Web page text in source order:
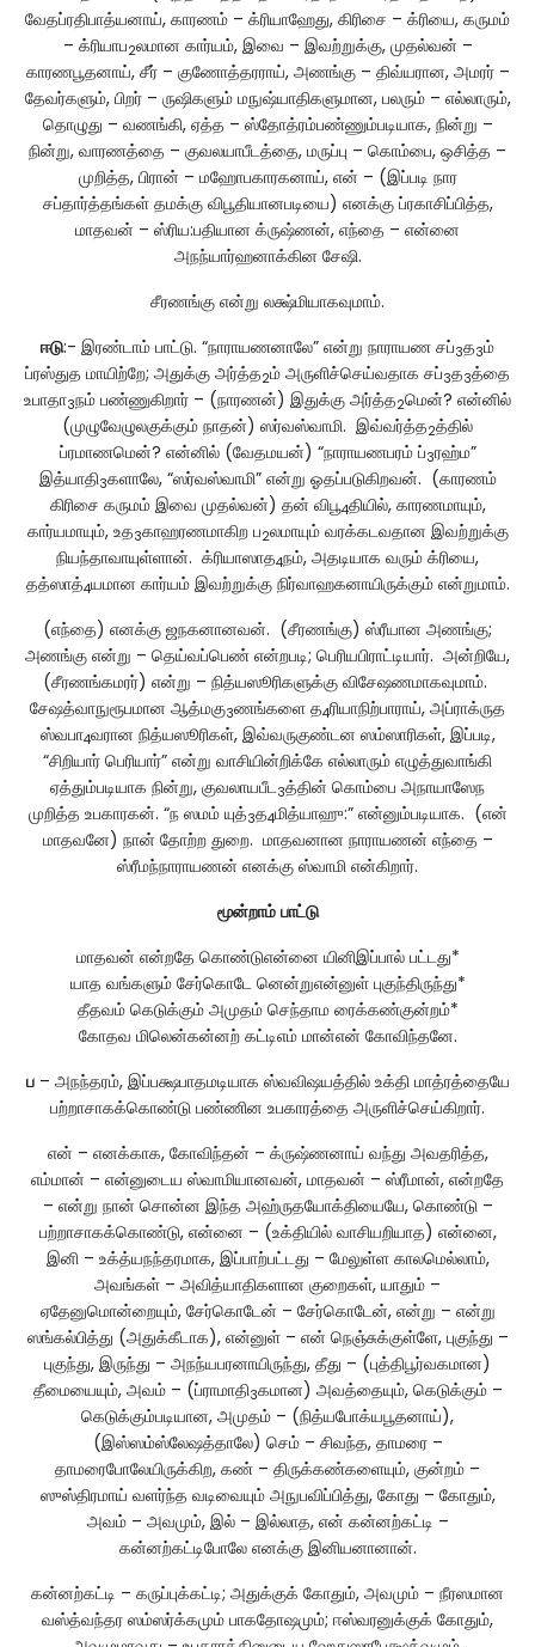
வேதப்ரதிபாத்யனாய், காரணம் – க்ரியாஹேது, கிரிசை – க்ரியை, கருமம்
– க்ரியாப2லமான கார்யம், இவை – இவற்றுக்கு, முதல்வன் –
காரணபூதனாய், சீர் – குணோத்தரராய், அணங்கு – திவ்யரான, அமரர் –
தேவர்களும், பிறர் – ருஷிகளும் மநுஷ்யாதிகளுமான, பலரும் – எல்லாரும்,
தொழுது – வணங்கி, ஏத்த – ஸ்தோத்ரம்பண்ணும்படியாக, நின்று –
நின்று, வாரணத்தை – குவலயாபீடத்தை, மருப்பு – கொம்பை, ஒசித்த –
முறித்த, பிரான் – மஹோபகாரகனாய், என் – (இப்படி நார
சப்தார்த்தங்கள் தமக்கு விபூதியானபடியை) எனக்கு ப்ரகாசிப்பித்த,
மாதவன் – ஸ்ரிய:பதியான க்ருஷ்ணன், எந்தை – என்னை
அநந்யார்ஹனாக்கின சேஷி.
சீரணங்கு என்று லக்ஷ்மியாகவுமாம்.
ஈடு:- இரண்டாம் பாட்டு. “நாராயணனாலே” என்று நாராயண சப்3த3ம்
ப்ரஸ்துத மாயிற்றே; அதுக்கு அர்த்த2ம் அருளிச்செய்வதாக சப்3த3த்தை
உபாதா3நம் பண்ணுகிறார் – (நாரணன்) இதுக்கு அர்த்த2மென்? என்னில்
(முழுவேழுலகுக்கும் நாதன்) ஸர்வஸ்வாமி. இவ்வர்த்த2த்தில்
ப்ரமாணமென்? என்னில் (வேதமயன்) “நாராயணபரம் ப்3ரஹ்ம”
இத்யாதி3களாலே, “ஸர்வஸ்வாமி” என்று ஓதப்படுகிறவன். (காரணம்
கிரிசை கருமம் இவை முதல்வன்) தன் விபூ4தியில், காரணமாயும்,
கார்யமாயும், உத3காஹரணமாகிற ப2லமாயும் வரக்கடவதான இவற்றுக்கு
நியந்தாவாயுள்ளான். க்ரியாஸாத4நம், அதடியாக வரும் க்ரியை,
தத்ஸாத்4யமான கார்யம் இவற்றுக்கு நிர்வாஹகனாயிருக்கும் என்றுமாம்.
(எந்தை) எனக்கு ஜநகனானவன். (சீரணங்கு) ஸ்ரீயான அணங்கு;
அணங்கு என்று – தெய்வப்பெண் என்றபடி; பெரியபிராட்டியார். அன்றியே,
(சீரணங்கமரர்) என்று – நித்யஸூரிகளுக்கு விசேஷணமாகவுமாம்.
சேஷத்வாநுரூபமான ஆத்மகு3ணங்களை த4ரியாநிற்பாராய், அப்ராக்ருத
ஸ்வபா4வரான நித்யஸூரிகள், இவ்வருகுண்டன ஸம்ஸாரிகள், இப்படி,
“சிறியார் பெரியார்” என்று வாசியின்றிக்கே எல்லாரும் எழுத்துவாங்கி
ஏத்தும்படியாக நின்று, குவலாயபீட3த்தின் கொம்பை அநாயாஸேந
முறித்த உபகாரகன். “ந ஸமம் யுத்3த4மித்யாஹு:” என்னும்படியாக. (என்
மாதவனே) நான் தோற்ற துறை. மாதவனான நாராயணன் எந்தை –
ஸ்ரீமந்நாராயணன் எனக்கு ஸ்வாமி என்கிறார்.
மூன்றாம் பாட்டு
மாதவன் என்றதே கொண்டுஎன்னை யினிஇப்பால் பட்டது*
யாத வங்களும் சேர்கொடே னென்றுஎன்னுள் புகுந்திருந்து*
தீதவம் கெடுக்கும் அமுதம் செந்தாம ரைக்கண்குன்றம்*
கோதவ மிலென்கன்னற் கட்டிஎம் மான்என் கோவிந்தனே.
ப– அநந்தரம், இப்பக்ஷபாதமடியாக ஸ்வவிஷயத்தில் உக்தி மாத்ரத்தையே
பற்றாசாகக்கொண்டு பண்ணின உபகாரத்தை அருளிச்செய்கிறார்.
என் – எனக்காக, கோவிந்தன் – க்ருஷ்ணனாய் வந்து அவதரித்த,
எம்மான் – என்னுடைய ஸ்வாமியானவன், மாதவன் – ஸ்ரீமான், என்றதே
– என்று நான் சொன்ன இந்த அஹ்ருதயோக்தியையே, கொண்டு –
பற்றாசாகக்கொண்டு, என்னை – (உக்தியில் வாசியறியாத) என்னை,
இனி – உக்த்யநந்தரமாக, இப்பாற்பட்டது – மேலுள்ள காலமெல்லாம்,
அவங்கள் – அவித்யாதிகளான குறைகள், யாதும் –
ஏதேனுமொன்றையும், சேர்கொடேன் – சேர்கொடேன், என்று – என்று
ஸங்கல்பித்து (அதுக்கீடாக), என்னுள் – என் நெஞ்சுக்குள்ளே, புகுந்து –
புகுந்து, இருந்து – அநந்யபரனாயிருந்து, தீது – (புத்திபூர்வகமான)
தீமையையும், அவம் – (ப்ராமாதி3கமான) அவத்தையும், கெடுக்கும் –
கெடுக்கும்படியான, அமுதம் – (நித்யபோக்யபூதனாய்),
(இஸ்ஸம்ஸ்லேஷத்தாலே) செம் – சிவந்த, தாமரை –
தாமரைபோலேயிருக்கிற, கண் – திருக்கண்களையும், குன்றம் –
ஸுஸ்திரமாய் வளர்ந்த வடிவையும் அநுபவிப்பித்து, கோது – கோதும்,
அவம் – அவமும், இல் – இல்லாத, என் கன்னற்கட்டி –
கன்னற்கட்டிபோலே எனக்கு இனியனானான்.
கன்னற்கட்டி – கருப்புக்கட்டி; அதுக்குக் கோதும், அவமும் – நீரஸமான
வஸ்த்வந்தர ஸம்ஸர்க்கமும் பாகதோஷமும்; ஈஸ்வரனுக்குக் கோதும்,